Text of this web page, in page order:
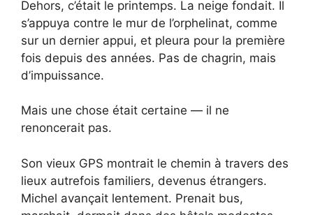
Dehors, c’était le printemps. La neige fondait. Il
s’appuya contre le mur de l’orphelinat, comme
sur un dernier appui, et pleura pour la première
fois depuis des années. Pas de chagrin, mais
d’impuissance.
Mais une chose était certaine — il ne
renoncerait pas.
Son vieux GPS montrait le chemin à travers des
lieux autrefois familiers, devenus étrangers.
Michel avançait lentement. Prenait bus,